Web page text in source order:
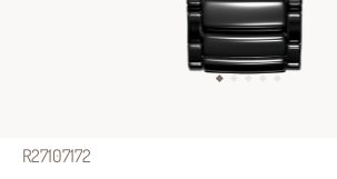
R27107172